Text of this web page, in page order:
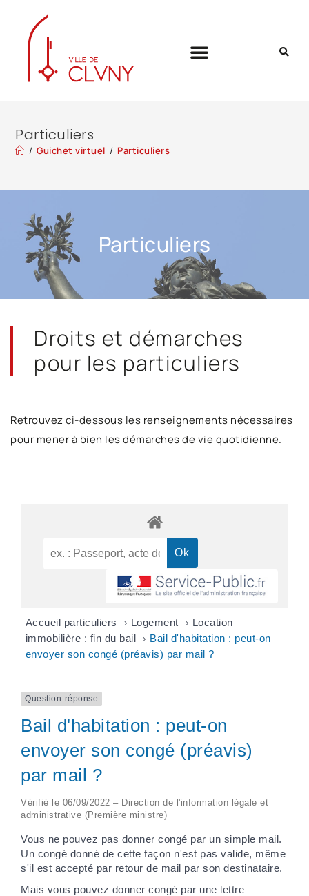
Particuliers
/ Guichet virtuel / Particuliers
Particuliers
Droits et démarches
pour les particuliers
Retrouvez ci-dessous les renseignements nécessaires
pour mener à bien les démarches de vie quotidienne.
Accueil particuliers > Logement > Location
immobilière : fin du bail > Bail d'habitation : peut-on
envoyer son congé (préavis) par mail ?
Question-réponse
Bail d'habitation : peut-on
envoyer son congé (préavis)
par mail ?
Vérifié le 06/09/2022 – Direction de l'information légale et
administrative (Première ministre)
Vous ne pouvez pas donner congé par un simple mail.
Un congé donné de cette façon n'est pas valide, même
s'il est accepté par retour de mail par son destinataire.
Mais vous pouvez donner congé par une lettre